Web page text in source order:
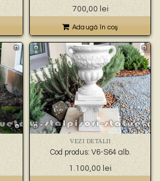
700,00 lei
Adaugă în coş
VEZI DETALII
Cod produs: V6-S64 alb.
1.100,00 lei